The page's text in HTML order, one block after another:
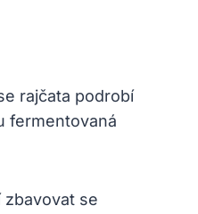
rajčata podrobí
fermentovaná
se